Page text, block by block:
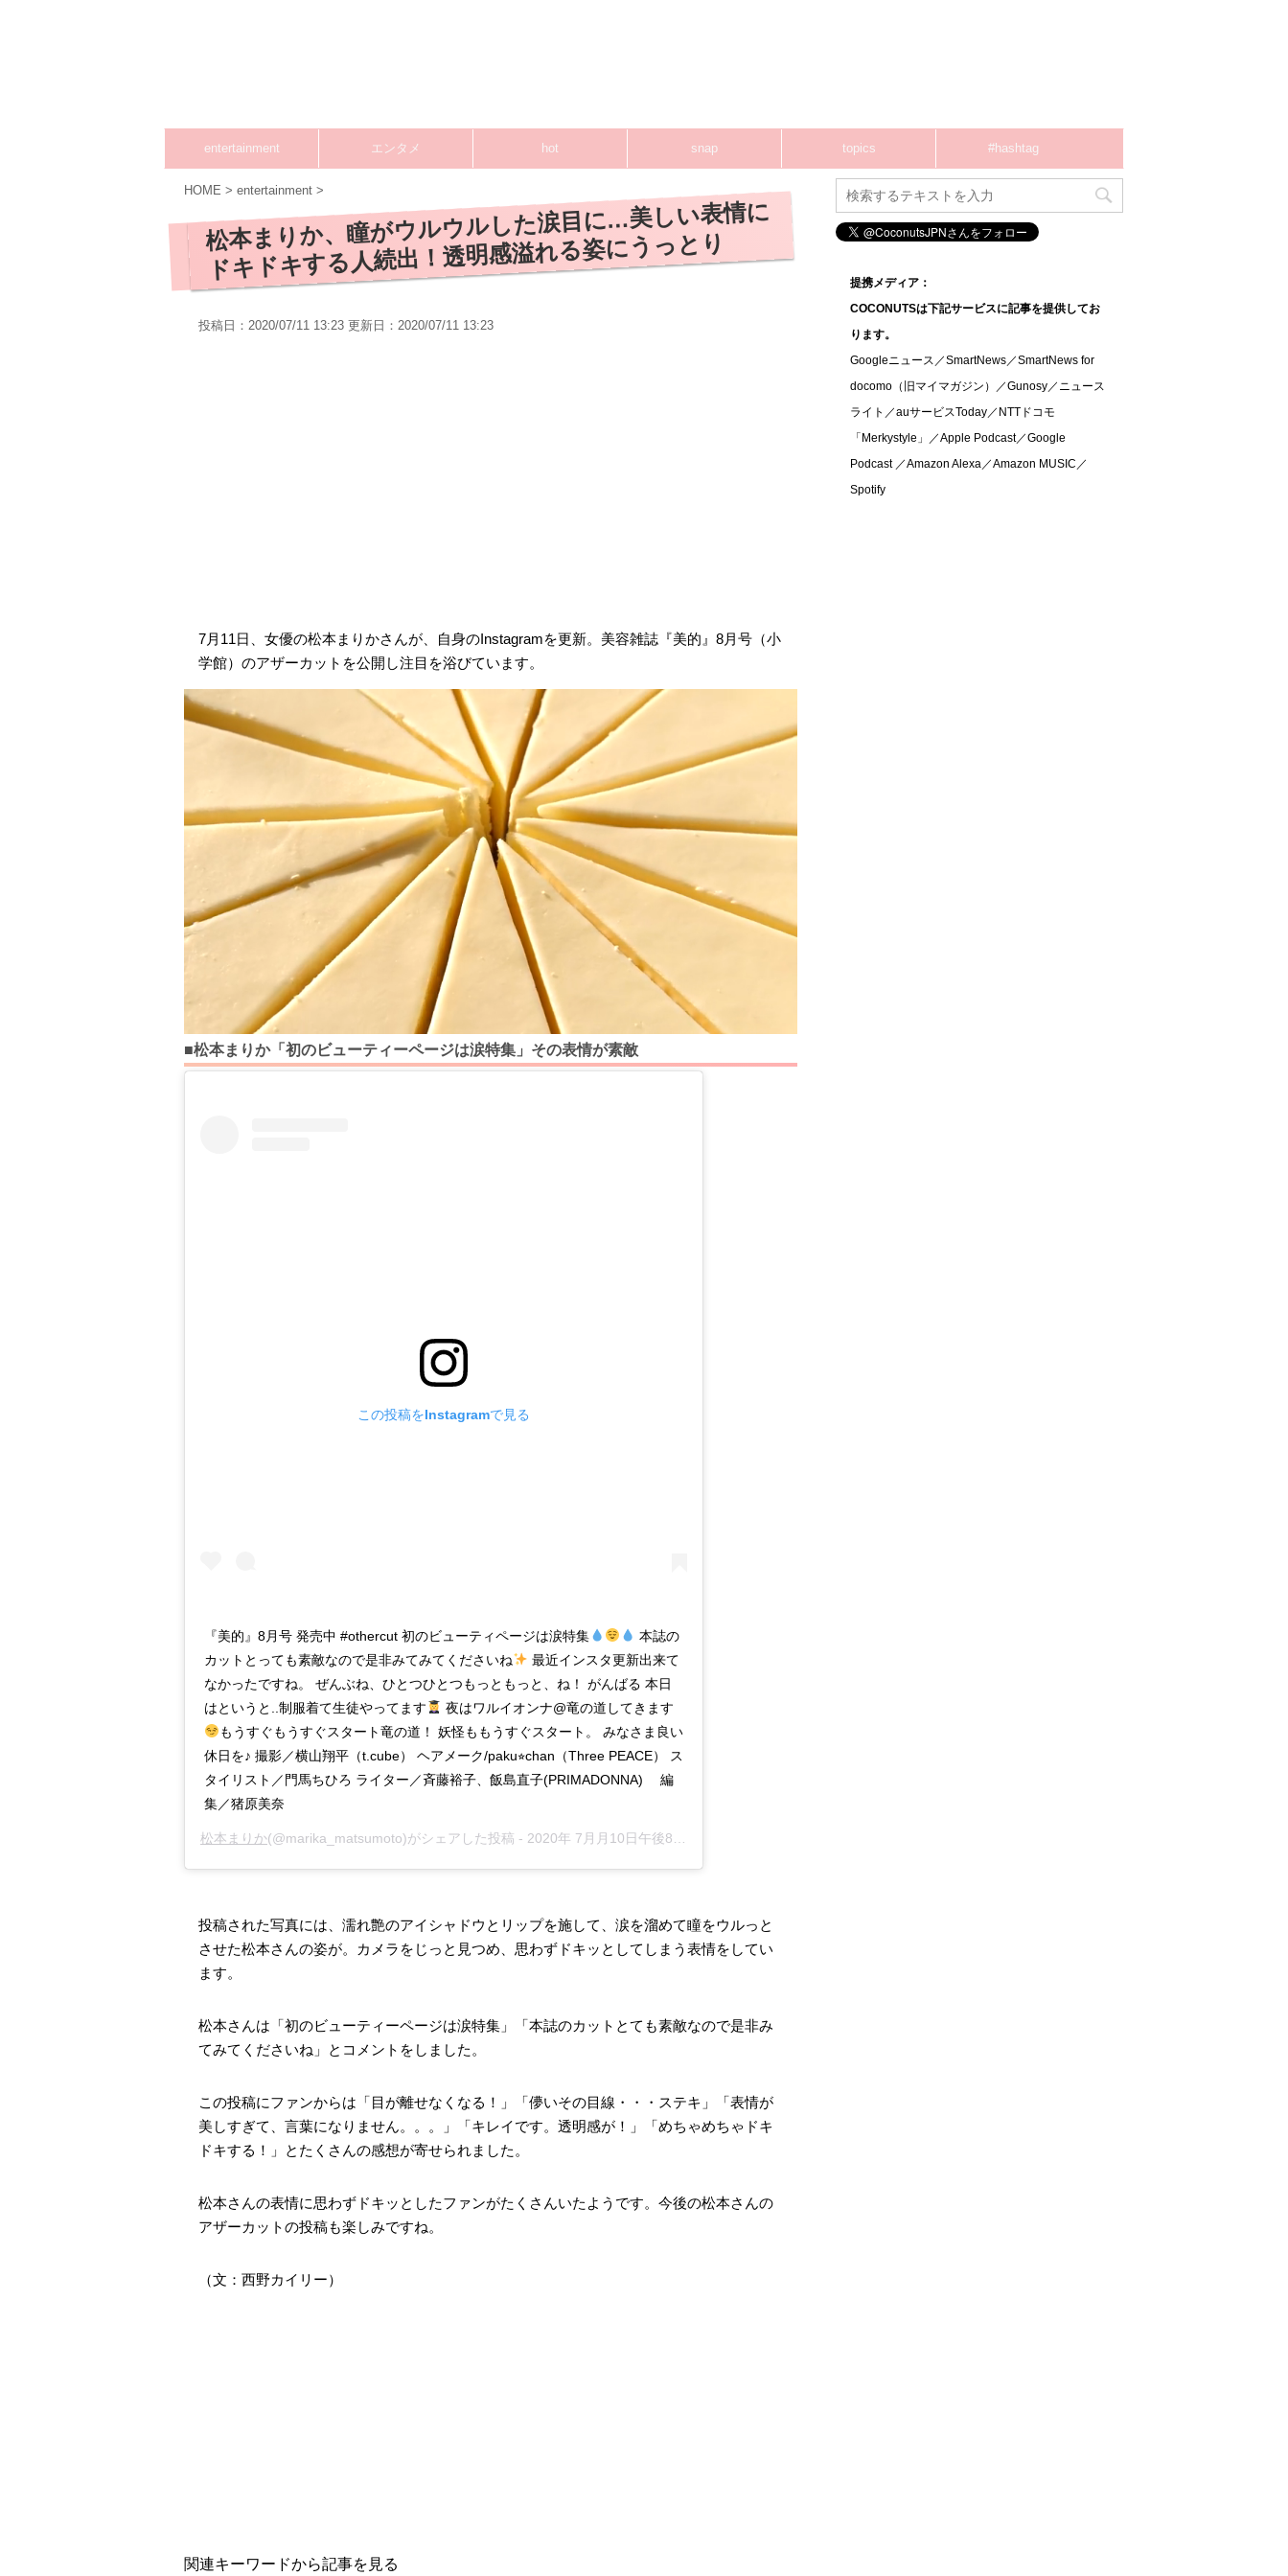
entertainment エンタメ hot snap topics #hashtag
HOME > entertainment >
松本まりか、瞳がウルウルした涙目に…美しい表情に
ドキドキする人続出！透明感溢れる姿にうっとり
投稿日：2020/07/11 13:23 更新日： 2020/07/11 13:23
7月11日、女優の松本まりかさんが、自身のInstagramを更新。美容雑誌『美的』8月号（小
学館）のアザーカットを公開し注目を浴びています。
■松本まりか「初のビューティーページは涙特集」その表情が素敵
この投稿をInstagramで見る
『美的』8月号 発売中 #othercut 初のビューティページは涙特集
本誌の
カットとっても素敵なので是非みてみてくださいね
最近インスタ更新出来て
なかったですね。 ぜんぶね、ひとつひとつもっともっと、ね！ がんばる 本日
はというと..制服着て生徒やってます
夜はワルイオンナ@竜の道してきます
もうすぐもうすぐスタート竜の道！ 妖怪ももうすぐスタート。 みなさま良い
休日を♪ 撮影／横山翔平（t.cube） ヘアメーク/paku⭐︎chan（Three PEACE） ス
タイリスト／門馬ちひろ ライター／斉藤裕子、飯島直子(PRIMADONNA) 編
集／猪原美奈
松本まりか(@marika_matsumoto)がシェアした投稿 - 2020年 7月月10日午後8時19分PDT
投稿された写真には、濡れ艶のアイシャドウとリップを施して、涙を溜めて瞳をウルっと
させた松本さんの姿が。カメラをじっと見つめ、思わずドキッとしてしまう表情をしてい
ます。
松本さんは「初のビューティーページは涙特集」「本誌のカットとても素敵なので是非み
てみてくださいね」とコメントをしました。
この投稿にファンからは「目が離せなくなる！」「儚いその目線・・・ステキ」「表情が
美しすぎて、言葉になりません。。。」「キレイです。透明感が！」「めちゃめちゃドキ
ドキする！」とたくさんの感想が寄せられました。
松本さんの表情に思わずドキッとしたファンがたくさんいたようです。今後の松本さんの
アザーカットの投稿も楽しみですね。
（文：西野カイリー）
関連キーワードから記事を見る
提携メディア：
COCONUTSは下記サービスに記事を提供してお
ります。
Googleニュース／SmartNews／SmartNews for
docomo（旧マイマガジン）／Gunosy／ニュース
ライト／auサービスToday／NTTドコモ
「Merkystyle」／Apple Podcast／Google
Podcast ／Amazon Alexa／Amazon MUSIC／
Spotify